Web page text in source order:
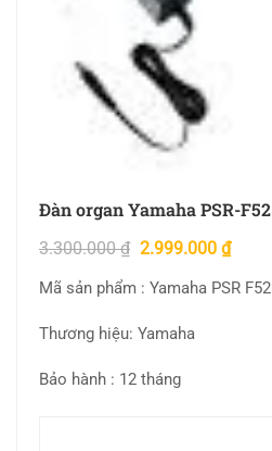
Đàn organ Yamaha PSR-F52
3.300.000₫ 2.999.000 ₫
Mã sản phẩm : Yamaha PSR F52
Thương hiệu: Yamaha
Bảo hành : 12 tháng